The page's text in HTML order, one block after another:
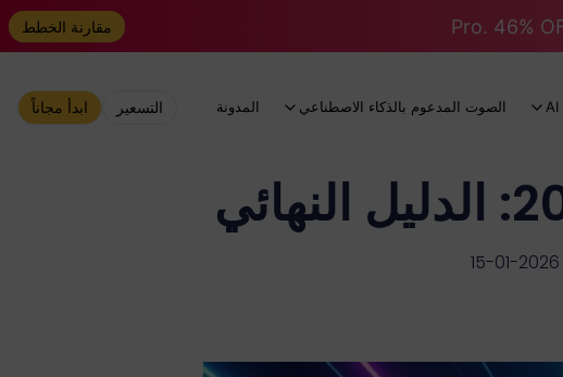
مقارنة الخطط
الصوت المدعوم بالذكاء الاصطناعي المدونة التسعير ابدأ مجاناً